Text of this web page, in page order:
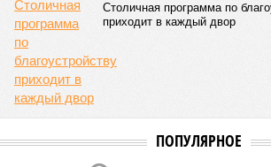
Столичная программа по
приходит в каждый двор
ПОПУЛЯРНОЕ